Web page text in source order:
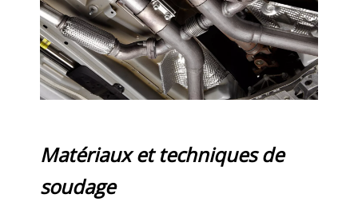
Matériaux et techniques de
soudage